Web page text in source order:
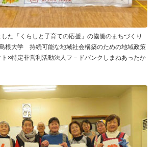
た「くらしと子育ての応援」の協働のまちづくり
島根大学 持続可能な地域社会構築のための地域政策
×特定非営利活動法人フ－ドバンクしまねあったか